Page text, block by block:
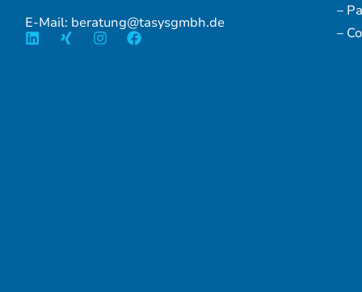
E-Mail: beratung@tasysgmbh.de
–
–